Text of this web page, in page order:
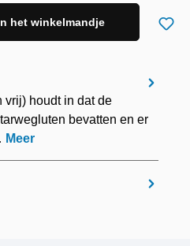
het winkelmandje
vrij) houdt in dat de
bevatten en er
Meer